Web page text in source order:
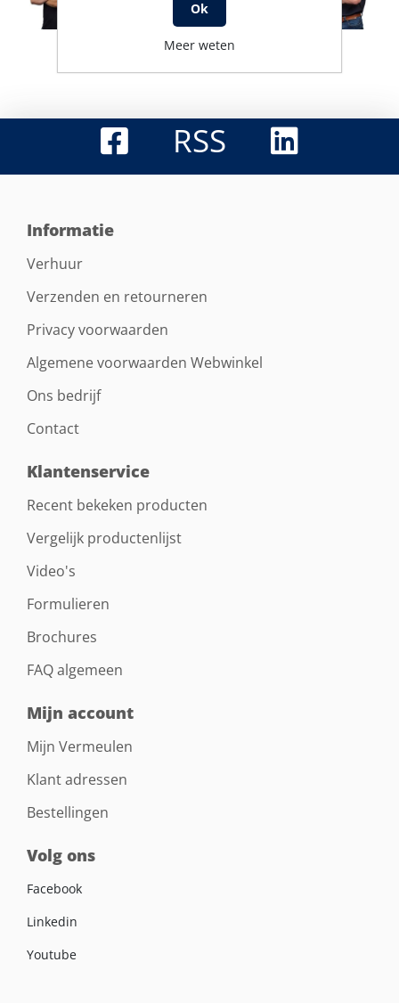
RSS
Informatie
Verhuur
Verzenden en retourneren
Privacy voorwaarden
Algemene voorwaarden Webwinkel
Ons bedrijf
Contact
Klantenservice
Recent bekeken producten
Vergelijk productenlijst
Video's
Formulieren
Brochures
FAQ algemeen
Mijn account
Mijn Vermeulen
Klant adressen
Bestellingen
Volg ons
Facebook
Linkedin
Youtube
Ok
Meer weten